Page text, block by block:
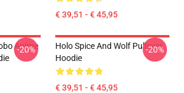
€ 39,51 - € 45,95
Anime
-20%
Holo Spice And Wolf Pullover
Hoodie
€ 39,51 - € 45,95
-20%